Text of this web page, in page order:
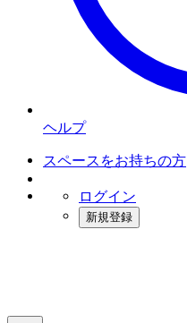
ヘルプ
スペースをお持ちの方
ログイン
新規登録